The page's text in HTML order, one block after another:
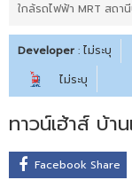
ใกล้รถไฟฟ้า MRT สถา
Developer : ไม่ระบุ
ไม่ระบุ
ทาวน์เฮ้าส์ บ้า
Facebook Share